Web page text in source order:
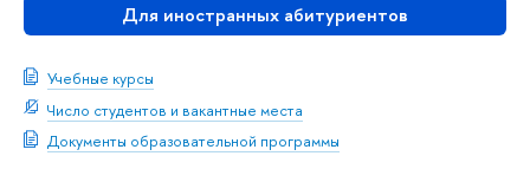
Для иностранных абитуриентов
Учебные курсы
Число студентов и вакантные места
Документы образовательной программы